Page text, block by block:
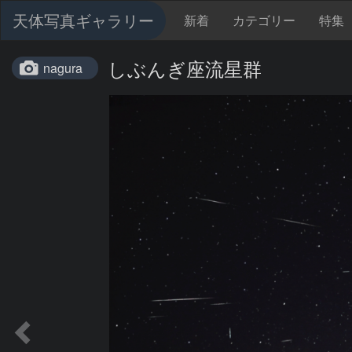
天体写真ギャラリー 新着 カテゴリー 特集
nagura しぶんぎ座流星群